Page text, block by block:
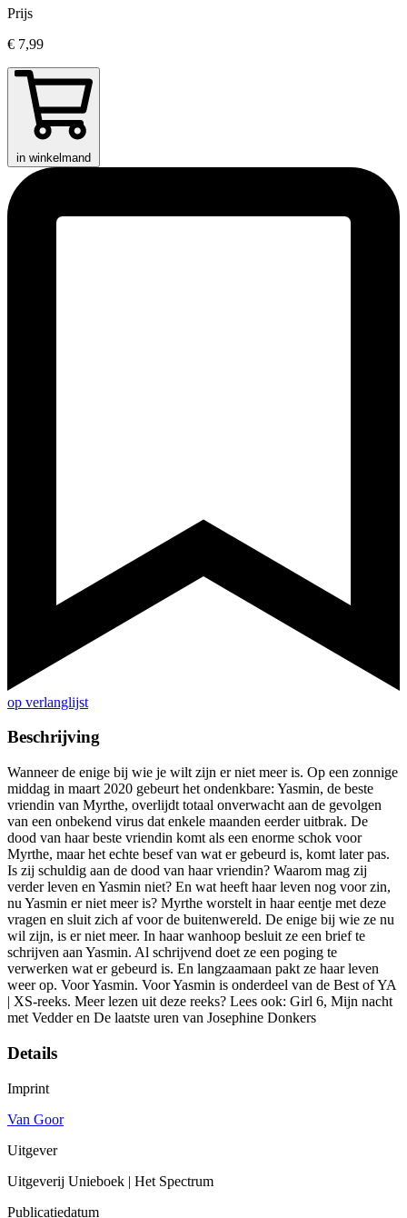
Prijs
€ 7,99
in winkelmand
op verlanglijst
Beschrijving
Wanneer de enige bij wie je wilt zijn er niet meer is. Op een zonnige
middag in maart 2020 gebeurt het ondenkbare: Yasmin, de beste
vriendin van Myrthe, overlijdt totaal onverwacht aan de gevolgen
van een onbekend virus dat enkele maanden eerder uitbrak. De
dood van haar beste vriendin komt als een enorme schok voor
Myrthe, maar het echte besef van wat er gebeurd is, komt later pas.
Is zij schuldig aan de dood van haar vriendin? Waarom mag zij
verder leven en Yasmin niet? En wat heeft haar leven nog voor zin,
nu Yasmin er niet meer is? Myrthe worstelt in haar eentje met deze
vragen en sluit zich af voor de buitenwereld. De enige bij wie ze nu
wil zijn, is er niet meer. In haar wanhoop besluit ze een brief te
schrijven aan Yasmin. Al schrijvend doet ze een poging te
verwerken wat er gebeurd is. En langzaamaan pakt ze haar leven
weer op. Voor Yasmin. Voor Yasmin is onderdeel van de Best of YA
| XS-reeks. Meer lezen uit deze reeks? Lees ook: Girl 6, Mijn nacht
met Vedder en De laatste uren van Josephine Donkers
Details
Imprint
Van Goor
Uitgever
Uitgeverij Unieboek | Het Spectrum
Publicatiedatum